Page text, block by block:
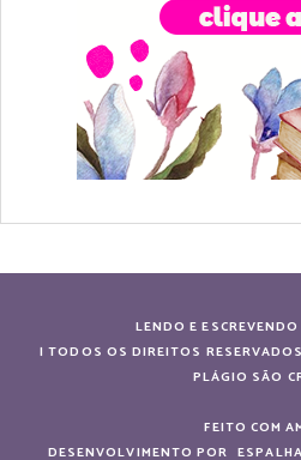
LENDO E
| TODOS OS DIREITOS
PLÁGIO SÃO
FEITO COM
DESENVOLVIMENTO POR